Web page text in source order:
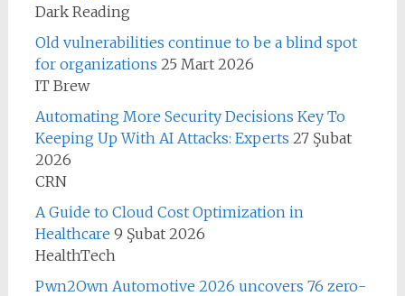
Dark Reading
Old vulnerabilities continue to be a blind spot
for organizations 25 Mart 2026
IT Brew
Automating More Security Decisions Key To
Keeping Up With AI Attacks: Experts 27 Şubat
2026
CRN
A Guide to Cloud Cost Optimization in
Healthcare 9 Şubat 2026
HealthTech
Pwn2Own Automotive 2026 uncovers 76 zero-